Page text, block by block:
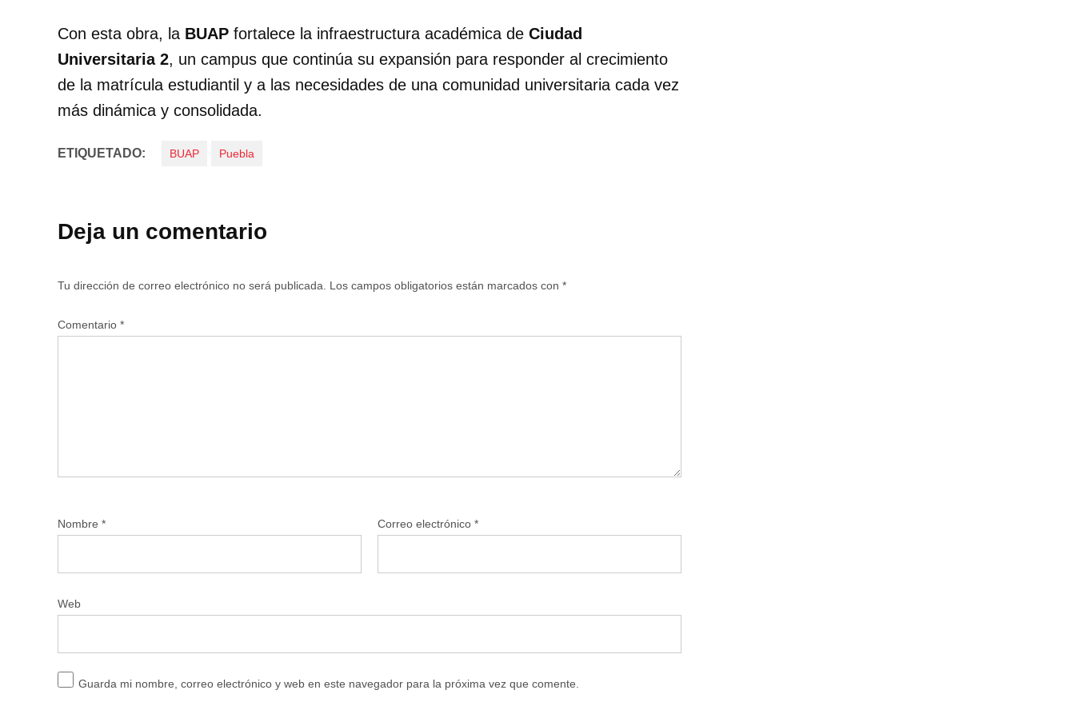
Con esta obra, la BUAP fortalece la infraestructura académica de Ciudad
Universitaria 2, un campus que continúa su expansión para responder al crecimiento
de la matrícula estudiantil y a las necesidades de una comunidad universitaria cada vez
más dinámica y consolidada.
ETIQUETADO: BUAP Puebla
Deja un comentario
Tu dirección de correo electrónico no será publicada. Los campos obligatorios están marcados con *
Comentario *
Nombre * Correo electrónico *
Web
Guarda mi nombre, correo electrónico y web en este navegador para la próxima vez que comente.